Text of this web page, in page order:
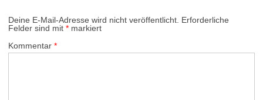
Deine E-Mail-Adresse wird nicht veröffentlicht. Erforderliche
Felder sind mit * markiert
Kommentar *